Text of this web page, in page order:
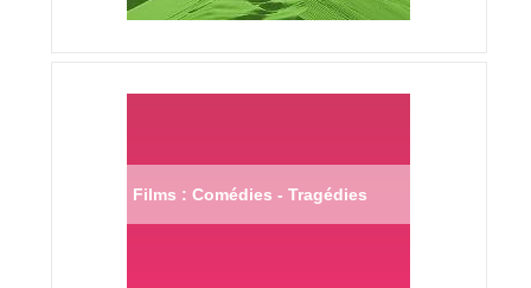
Films : Comédies - Tragédies